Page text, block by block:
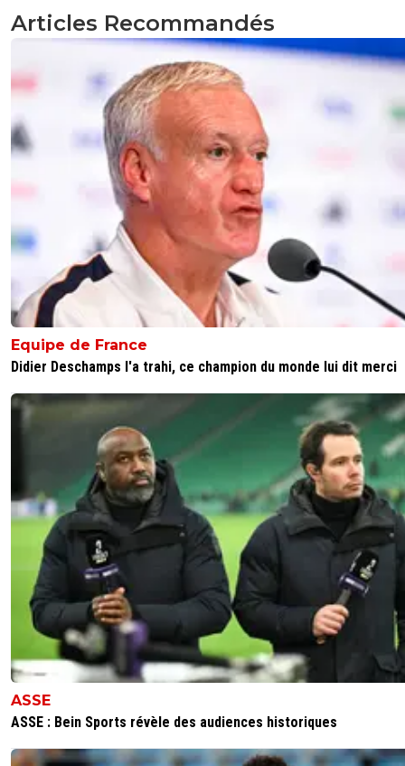
Articles Recommandés
Equipe de France
Didier Deschamps l'a trahi, ce champion du monde lui dit merci
ASSE
ASSE : Bein Sports révèle des audiences historiques